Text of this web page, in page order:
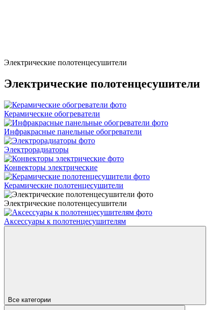
Электрические полотенцесушители
Электрические полотенцесушители
Керамические обогреватели
Инфракрасные панельные обогреватели
Электрорадиаторы
Конвекторы электрические
Керамические полотенцесушители
Электрические полотенцесушители
Аксессуары к полотенцесушителям
Все категории